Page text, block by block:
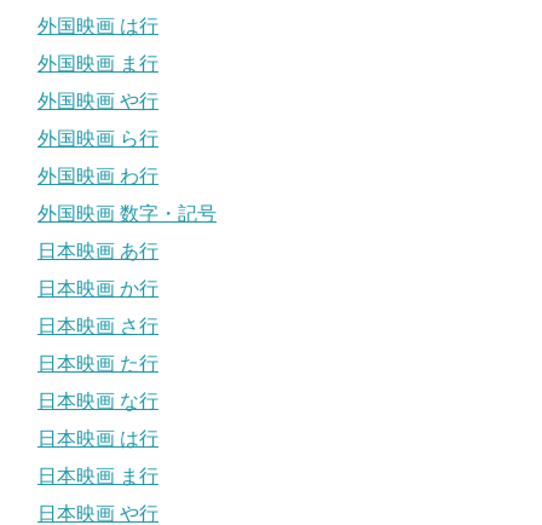
外国映画 は行
外国映画 ま行
外国映画 や行
外国映画 ら行
外国映画 わ行
外国映画 数字・記号
日本映画 あ行
日本映画 か行
日本映画 さ行
日本映画 た行
日本映画 な行
日本映画 は行
日本映画 ま行
日本映画 や行